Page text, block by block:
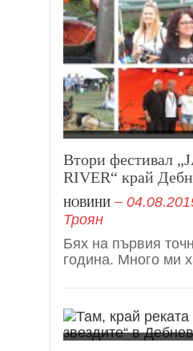
Втори фестивал
RIVER“ край
НОВИНИ
Троян
Бях на първия
година. Много ми